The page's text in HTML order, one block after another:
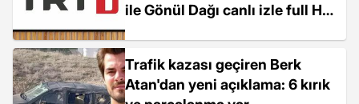
ile Gönül Dağı canlı izle full HD,
Trafik kazası geçiren Berk
Atan'dan yeni açıklama: 6 kırık